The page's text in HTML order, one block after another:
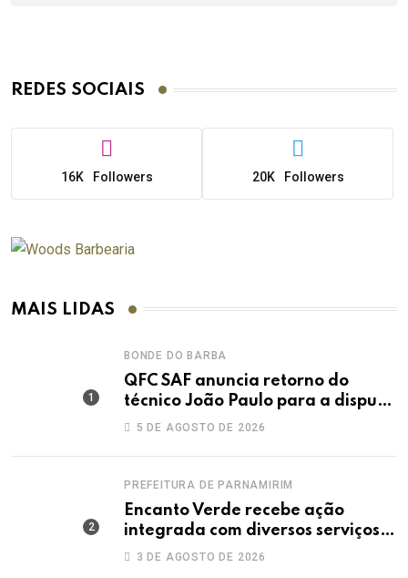
REDES SOCIAIS
16K Followers 20K Followers
MAIS LIDAS
BONDE DO BARBA
QFC SAF anuncia retorno do
técnico João Paulo para a disputa
da elite do Campeonato Potiguar
5 DE AGOSTO DE 2026
PREFEITURA DE PARNAMIRIM
Encanto Verde recebe ação
integrada com diversos serviços
gratuitos à população
3 DE AGOSTO DE 2026